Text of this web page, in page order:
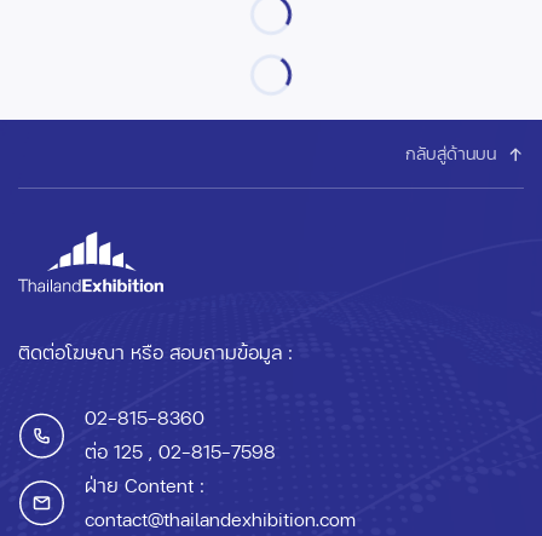
กลับสู่ด้านบน
ติดต่อโฆษณา หรือ สอบถามข้อมูล :
02-815-8360
ต่อ 125 , 02-815-7598
ฝ่าย Content :
contact@thailandexhibition.com